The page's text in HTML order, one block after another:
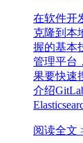
在软件开
克隆到本
握的基本
管理平台
果要快速
介绍
阅读全文